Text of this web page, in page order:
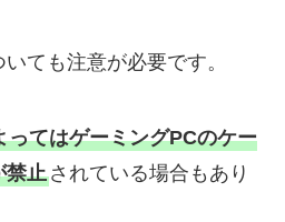
ても注意が必要です。
ってはゲーミングPCのケー
禁止されている場合もあり